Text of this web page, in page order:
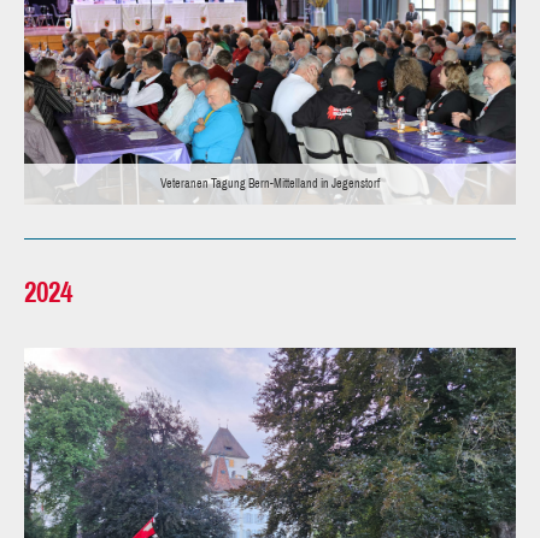
Veteranen Tagung Bern-Mittelland in Jegenstorf
2024